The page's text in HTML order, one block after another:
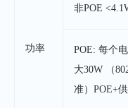
功率
非POE
POE: 每个
大30W （
准）POE+